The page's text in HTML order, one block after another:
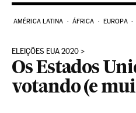
AMÉRICA LATINA ÁFRICA EUROPA
ELEIÇÕES EUA 2020
Os Estados
votando (e